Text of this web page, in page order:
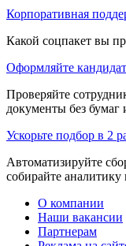
Корпоративная
Какой соцпакет вы
Оформляйте
Проверяйте
документы без бумаг
Ускорьте подбор в 2
Автоматизируйте
собирайте аналитику
О компании
Наши вакансии
Партнерам